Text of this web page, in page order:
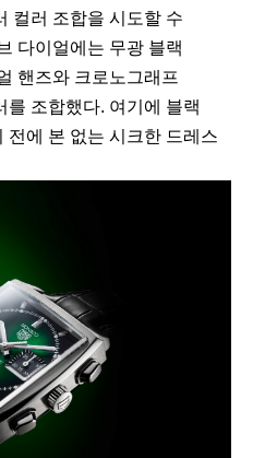
컬러 조합을 시도할 수
다이얼에는 무광 블랙
핸즈와 크로노그래프
조합했다. 여기에 블랙
전에 본 없는 시크한 드레스